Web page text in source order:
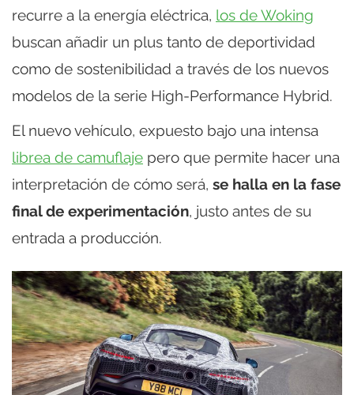
recurre a la energía eléctrica, los de Woking
buscan añadir un plus tanto de deportividad
como de sostenibilidad a través de los nuevos
modelos de la serie High-Performance Hybrid.
El nuevo vehículo, expuesto bajo una intensa
librea de camuflaje pero que permite hacer una
interpretación de cómo será, se halla en la fase
final de experimentación, justo antes de su
entrada a producción.